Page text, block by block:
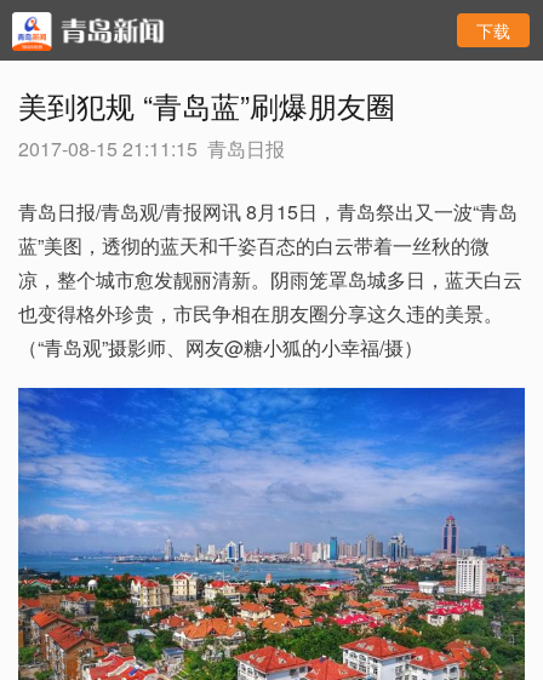
下载
美到犯规 “青岛蓝”刷爆朋友圈
2017-08-15 21:11:15 青岛日报
青岛日报/青岛观/青报网讯 8月15日，青岛祭出又一波“青岛
蓝”美图，透彻的蓝天和千姿百态的白云带着一丝秋的微
凉，整个城市愈发靓丽清新。阴雨笼罩岛城多日，蓝天白云
也变得格外珍贵，市民争相在朋友圈分享这久违的美景。
（“青岛观”摄影师、网友@糖小狐的小幸福/摄）